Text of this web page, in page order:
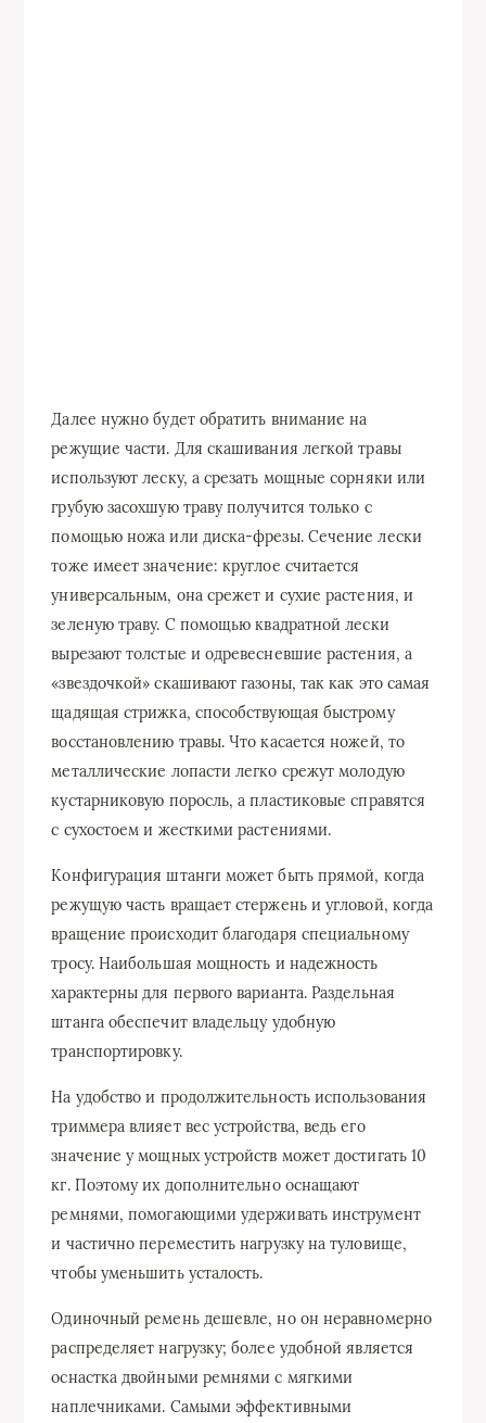
Далее нужно будет обратить внимание на
режущие части. Для скашивания легкой травы
используют леску, а срезать мощные сорняки или
грубую засохшую траву получится только с
помощью ножа или диска-фрезы. Сечение лески
тоже имеет значение: круглое считается
универсальным, она срежет и сухие растения, и
зеленую траву. С помощью квадратной лески
вырезают толстые и одревесневшие растения, а
«звездочкой» скашивают газоны, так как это самая
щадящая стрижка, способствующая быстрому
восстановлению травы. Что касается ножей, то
металлические лопасти легко срежут молодую
кустарниковую поросль, а пластиковые справятся
с сухостоем и жесткими растениями.
Конфигурация штанги может быть прямой, когда
режущую часть вращает стержень и угловой, когда
вращение происходит благодаря специальному
тросу. Наибольшая мощность и надежность
характерны для первого варианта. Раздельная
штанга обеспечит владельцу удобную
транспортировку.
На удобство и продолжительность использования
триммера влияет вес устройства, ведь его
значение у мощных устройств может достигать 10
кг. Поэтому их дополнительно оснащают
ремнями, помогающими удерживать инструмент
и частично переместить нагрузку на туловище,
чтобы уменьшить усталость.
Одиночный ремень дешевле, но он неравномерно
распределяет нагрузку; более удобной является
оснастка двойными ремнями с мягкими
наплечниками. Самыми эффективными